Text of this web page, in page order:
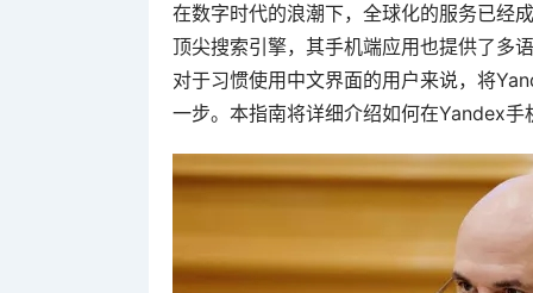
在数字时代的浪潮下，全球化的服务已经
顶尖搜索引擎，其手机端应用也提供了多
对于习惯使用中文界面的用户来说，将
一步。本指南将详细介绍如何在Yandex